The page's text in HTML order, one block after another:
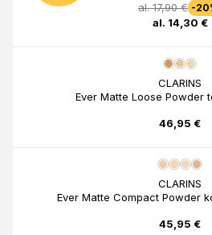
al. 17,90 € -
al. 14,30 €
CLARINS
Ever Matte Loose Powder
46,95 €
CLARINS
Ever Matte Compact Powder
45,95 €